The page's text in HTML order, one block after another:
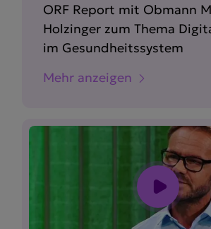
ORF Report mit Obmann
Holzinger zum Thema
im Gesund­heits­system
Mehr anzeigen